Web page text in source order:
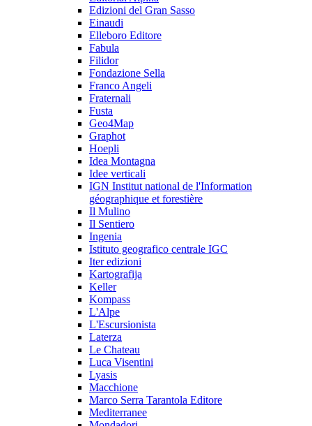
Edizioni del Gran Sasso
Einaudi
Elleboro Editore
Fabula
Filidor
Fondazione Sella
Franco Angeli
Fraternali
Fusta
Geo4Map
Graphot
Hoepli
Idea Montagna
Idee verticali
IGN Institut national de l'Information
géographique et forestière
Il Mulino
Il Sentiero
Ingenia
Istituto geografico centrale IGC
Iter edizioni
Kartografija
Keller
Kompass
L'Alpe
L'Escursionista
Laterza
Le Chateau
Luca Visentini
Lyasis
Macchione
Marco Serra Tarantola Editore
Mediterranee